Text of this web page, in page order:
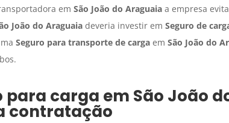
em São João do Araguaiaa empresa
João do Araguaiadeveria investir em Seguro de
Seguro para transporte de cargaem São João do
para carga em São João
contratação